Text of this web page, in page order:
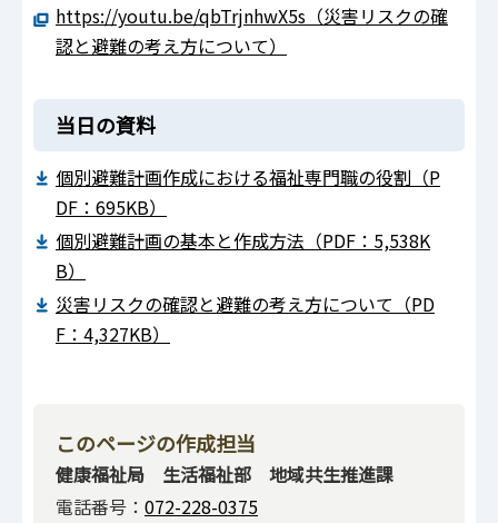
https://youtu.be/qbTrjnhwX5s（災害リスクの確
認と避難の考え方について）
当日の資料
個別避難計画作成における福祉専門職の役割（P
DF：695KB）
個別避難計画の基本と作成方法（PDF：5,538K
B）
災害リスクの確認と避難の考え方について（PD
F：4,327KB）
このページの作成担当
健康福祉局 生活福祉部 地域共生推進課
電話番号： 072-228-0375